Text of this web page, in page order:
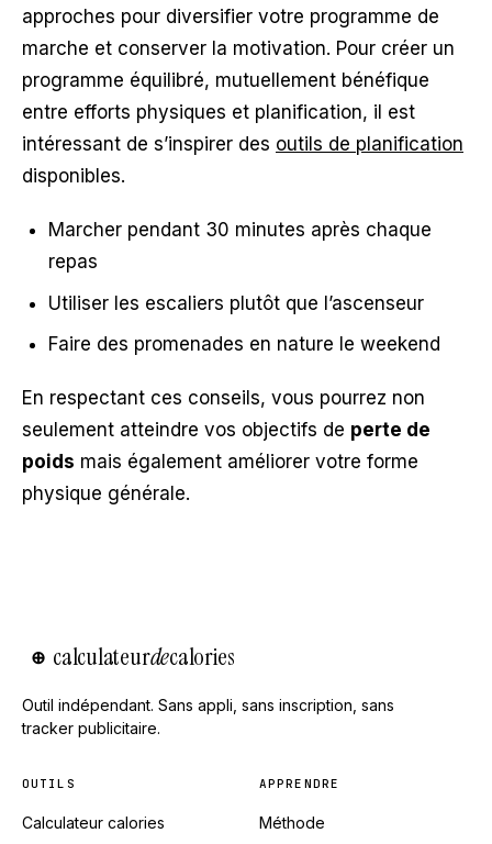
approches pour diversifier votre programme de
marche et conserver la motivation. Pour créer un
programme équilibré, mutuellement bénéfique
entre efforts physiques et planification, il est
intéressant de s’inspirer des outils de planification
disponibles.
Marcher pendant 30 minutes après chaque
repas
Utiliser les escaliers plutôt que l’ascenseur
Faire des promenades en nature le weekend
En respectant ces conseils, vous pourrez non
seulement atteindre vos objectifs de perte de
poids mais également améliorer votre forme
physique générale.
⊕ calculateurdecalories
Outil indépendant. Sans appli, sans inscription, sans
tracker publicitaire.
OUTILS
Calculateur calories
APPRENDRE
Méthode